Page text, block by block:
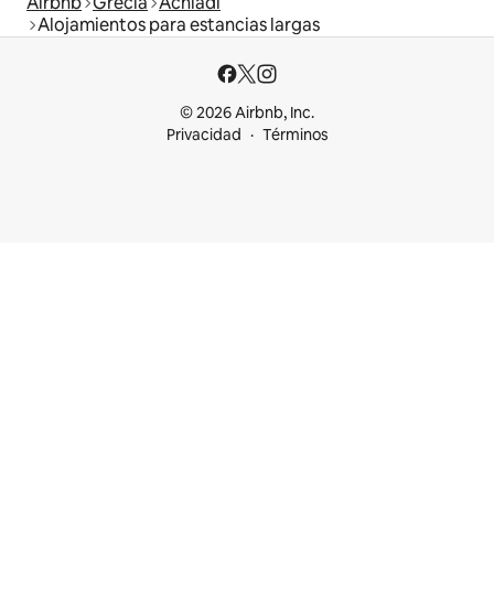
Alojamientos para estancias largas
© 2026 Airbnb, Inc.
Privacidad
Términos